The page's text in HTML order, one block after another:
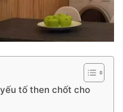
tố then chốt cho